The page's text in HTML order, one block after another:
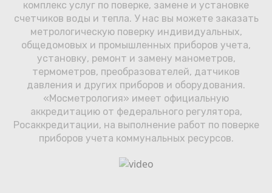
Районы
Аршин
Вопрос-ответ
Сотрудничество
Юридические лица
комплекс услуг по поверке, замене и установке
счетчиков воды и тепла. У нас вы можете заказать
метрологическую поверку индивидуальных,
общедомовых и промышленных приборов учета,
установку, ремонт и замену манометров,
термометров, преобразователей, датчиков
давления и других приборов и оборудования.
«Мосметрология» имеет официальную
аккредитацию от федерального регулятора,
Росаккредитации, на выполнение работ по поверке
приборов учета коммунальных ресурсов.